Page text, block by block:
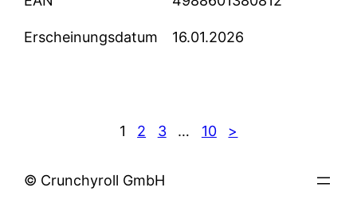
Erscheinungsdatum 16.01.2026
1 2 3 … 10 >
© Crunchyroll GmbH